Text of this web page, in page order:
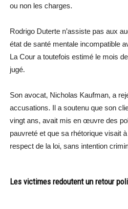
ou non les charges.
Rodrigo Duterte n’assiste pas aux
état de santé mentale incompatible
La Cour a toutefois estimé le mois
jugé.
Son avocat, Nicholas Kaufman, a
accusations. Il a soutenu que son
vingt ans, avait mis en œuvre des
pauvreté et que sa rhétorique visait
respect de la loi, sans intention
Les victimes redoutent un retour